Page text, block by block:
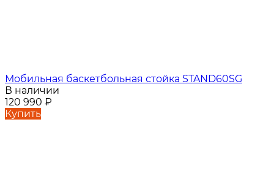
Мобильная баскетбольная стойка STAND60SG
В наличии
120 990 ₽
Купить